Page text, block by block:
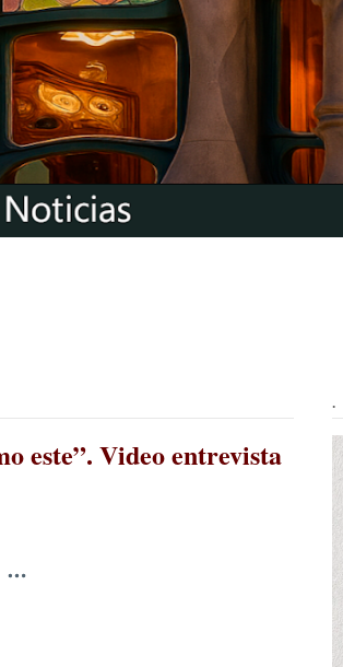
este”. Video entrevista
.